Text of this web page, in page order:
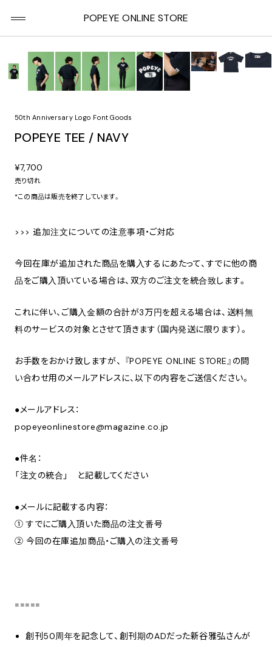
POPEYE ONLINE STORE
50th Anniversary Logo Font Goods
POPEYE TEE / NAVY
¥7,700
売り切れ
*この商品は販売を終了しています。
>>> 追加注文についての注意事項・ご対応
今回在庫が追加された商品を購入するにあたって、すでに他の商
品をご購入頂いている場合は、双方のご注文を統合致します。
これに伴い、ご購入金額の合計が3万円を超える場合は、送料無
料のサービスの対象とさせて頂きます（国内発送に限ります）。
お手数をおかけ致しますが、 『POPEYE ONLINE STORE』の問
い合わせ用のメールアドレスに、以下の内容をご送信ください。
●メールアドレス：
popeyeonlinestore@magazine.co.jp
●件名：
「注文の統合」 と記載してください
●メールに記載する内容：
① すでにご購入頂いた商品の注文番号
② 今回の在庫追加商品・ご購入の注文番号
=====
創刊50周年を記念して、創刊期のADだった新谷雅弘さんが